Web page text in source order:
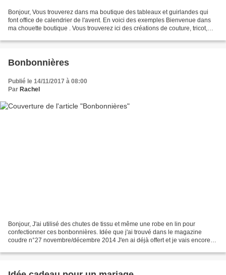
Bonjour, Vous trouverez dans ma boutique des tableaux et guirlandes qui
font office de calendrier de l'avent. En voici des exemples Bienvenue dans
ma chouette boutique . Vous trouverez ici des créations de couture, tricot,
Bonbonnières
Publié le 14/11/2017 à 08:00
Par Rachel
Bonjour, J'ai utilisé des chutes de tissu et même une robe en lin pour
confectionner ces bonbonnières. Idée que j'ai trouvé dans le magazine
coudre n°27 novembre/décembre 2014 J'en ai déjà offert et je vais encore